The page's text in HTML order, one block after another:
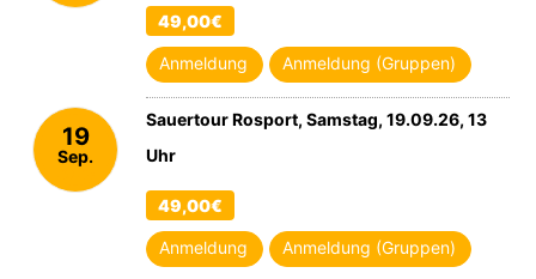
49,00€
Anmeldung Anmeldung (Gruppen)
19
Sep.
2026
Sauertour Rosport, Samstag, 19.09.26, 13
Uhr
49,00€
Anmeldung Anmeldung (Gruppen)